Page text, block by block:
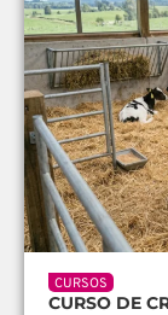
CURSOS
CURSO DE